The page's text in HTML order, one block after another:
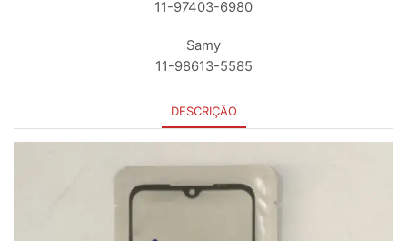
11-97403-6980
Samy
11-98613-5585
DESCRIÇÃO